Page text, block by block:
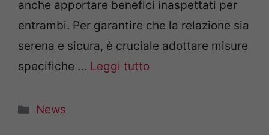
anche apportare benefici inaspettati per
entrambi. Per garantire che la relazione sia
serena e sicura, è cruciale adottare misure
specifiche … Leggi tutto
Categorie
News